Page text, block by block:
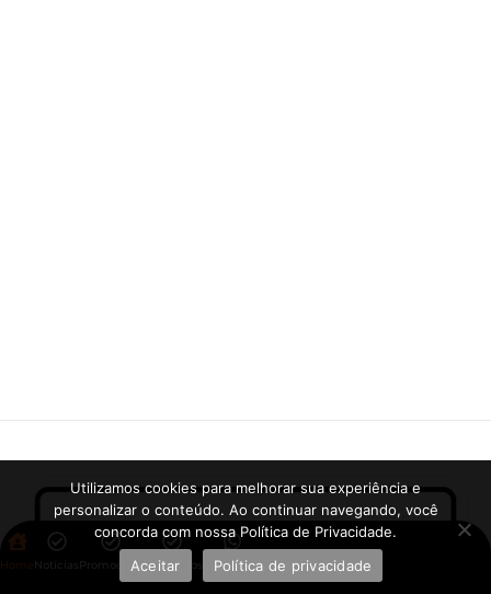
Home Notícias PromoçõesAplicativos WhatsApp
Utilizamos cookies para melhorar sua experiência e
personalizar o conteúdo. Ao continuar navegando, você
concorda com nossa Política de Privacidade.
Aceitar
Política de privacidade